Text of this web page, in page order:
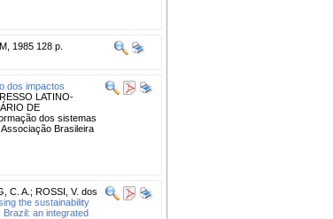
1985 128 p.
dos impactos
LATINO-
DE
dos sistemas
Brasileira
C. A. ; ROSSI, V. dos
the sustainability
an integrated